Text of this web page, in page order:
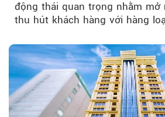
động thái quan trọng nhằm mở
thu hút khách hàng với hàng